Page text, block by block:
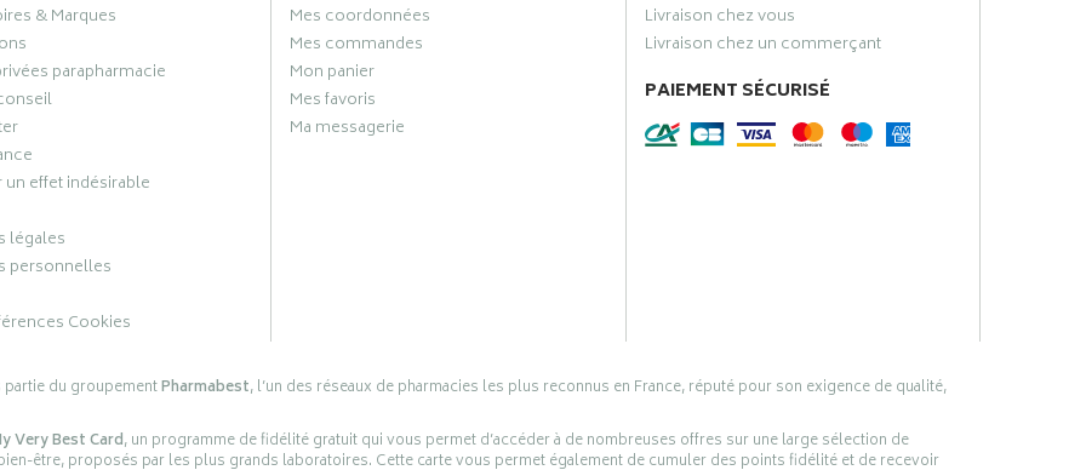
& Marques
parapharmacie
effet indésirable
légales
personnelles
Cookies
Mes coordonnées
Mes commandes
Mon panier
Mes favoris
Ma messagerie
Livraison chez vous
Livraison chez un commerçant
PAIEMENT SÉCURISÉ
du groupementPharmabest, l’un des réseaux de pharmacies les plus reconnus en France, réputé pour son exigence de qualité,
Very Best Card, un programme de fidélité gratuit qui vous permet d’accéder à de nombreuses offres sur une large sélection de
être, proposés par les plus grands laboratoires. Cette carte vous permet également de cumuler des points fidélité et de recevoir